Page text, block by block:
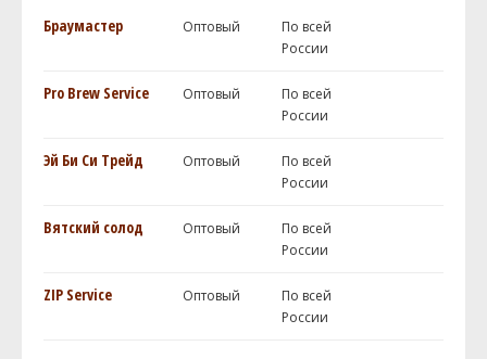
Браумастер Оптовый
По всей
России
Pro Brew Service Оптовый
По всей
России
Эй Би Си Трейд Оптовый
По всей
России
Вятский солод Оптовый
По всей
России
ZIP Service Оптовый
По всей
России